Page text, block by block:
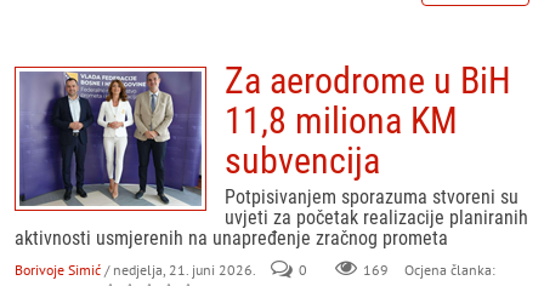
Za aerodrome u BiH
11,8 miliona KM
subvencija
Potpisivanjem sporazuma stvoreni su
uvjeti za početak realizacije planiranih
aktivnosti usmjerenih na unapređenje zračnog prometa
Borivoje Simić / nedjelja, 21. juni 2026. 0 169
Ocjena članka: